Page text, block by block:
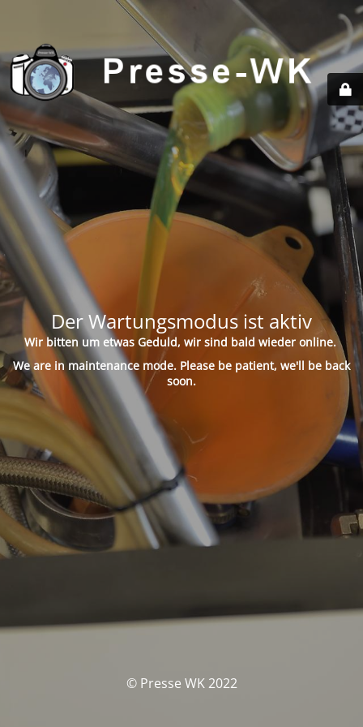
Der Wartungsmodus ist aktiv
Wir bitten um etwas Geduld, wir sind bald wieder online.
We are in maintenance mode. Please be patient, we'll be back
soon.
© Presse WK 2022